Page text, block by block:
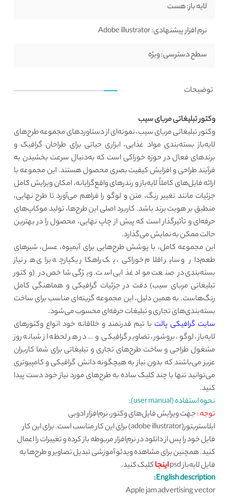
لایه باز:هست
نرم افزار پیشنهادی:
سطح دسترسی:ویژه
توضیحات
وکتور تبلیغاتی مربای سیب
وکتور تبلیغاتی مربای سیب، نمونه‌ای از دستاوردهای مجموعه طرح‌های
لایه‌باز بسته‌بندی مواد غذایی، ابزاری حیاتی برای طراحان گرافیک و
برندهای فعال در حوزه خوراکی است که به‌دنبال سرعت بخشیدن به
فرآیند طراحی و افزایش کیفیت بصری محصول هستند. این مجموعه با
ارائه فایل‌های کاملاً لایه‌باز و رندرهای واقع‌گرایانه، امکان ویرایش کامل
جزئیات مانند تغییر رنگ، متن و لوگو را فراهم می‌آورد تا طرح نهایی،
منطبق بر هویت برند باشد. کاربرد اصلی این طرح‌ها، تولید موکاپ‌های
حرفه‌ای و تأثیرگذار است که پیش از چاپ نهایی، محصول را در بهترین
حالت ممکن به نمایش می‌گذارد.
این مجموعه کامل، با پوشش طرح‌هایی برای آبمیوه، عسل، شیرهای
طعم‌دار و سایر اقلام خوراکی، یک راهکار یکپارچه برای هر نیاز
بسته‌بندی در صنعت مواد غذایی است. ویژگی شاخص در (وکتور
تبلیغاتی مربای سیب) دقت در جزئیات گرافیکی و هماهنگی کامل
رنگ‌هاست. به همین دلیل، این مجموعه گزینه‌ای مناسب برای ساخت
بسته‌بندی‌های تجاری و تبلیغات حرفه‌ای محسوب می‌شود.
سایت گرافیکی پالتبا تیم قدرتمند و خلاقانه خود انواع وکتورهای
لایه‌باز، لوگو، بروشور، تصاویر گرافیکی و … در هر لحظه از شبانه روز
مشغول طراحی و ساخت طرح‌های تجاری و تبلیغاتی برای شما کاربران
عزیز می‌باشند که بدون نیاز به هیچگونه دانش گرافیکی و کامپیوتری
می‌توانید تنها با چند کلیک ساده به طرح‌های مورد نیاز خود دست پیدا
کنید.
نحوه استفاده (user manual):
توجه :جهت ویرایش فایل‌های وکتور، نرم‌افزار ادوبی
ایلاستریتور(adobe illustrator) برای این کار مناسب است. برای این کار
فایل خود را پس از دانلود در نرم‌افزار مربوطه باز کرده و تغییرات را اعمال
کنید. همچنین برای مشاهده ویدئو آموزشی تبدیل تصاویر و طرح‌ها به
فایل لایه‌باز psd
اینجاکلیک کنید.
English description:
Apple jam advertising vector